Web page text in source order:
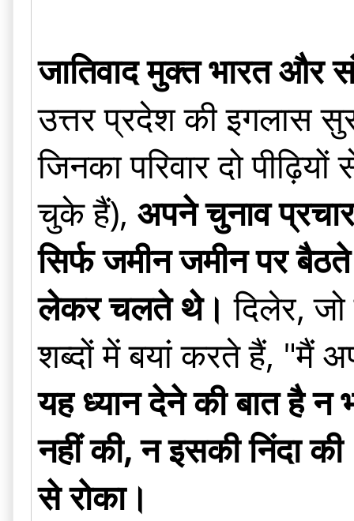
जातिवाद मुक्त भारत और
उत्तर प्रदेश की इगलास
जिनका परिवार दो
चुके हैं), अपने चुनाव
सिर्फ जमीन जमीन पर
लेकर चलते थे। दिलेर,
शब्दों में बयां करते हैं, "मैं
यह ध्यान देने की बात है
नहीं की, न इसकी निंदा
से रोका।